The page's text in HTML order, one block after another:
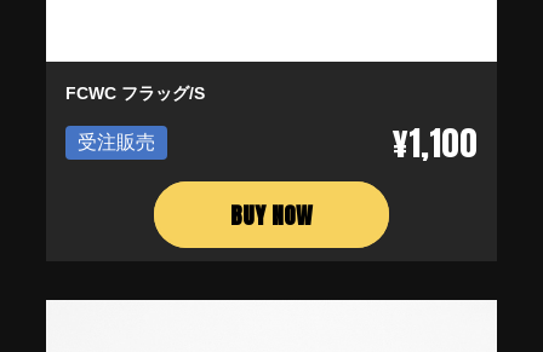
FCWC フラッグ/S
受注販売 ¥1,100
BUY NOW